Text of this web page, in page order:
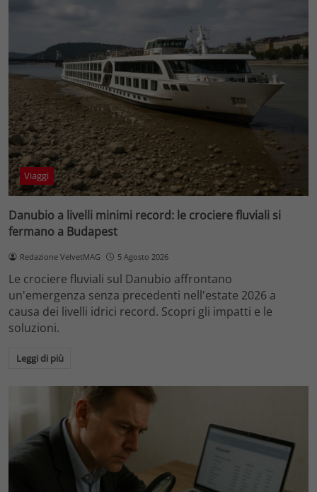
Viaggi
Danubio a livelli minimi record: le crociere fluviali si
fermano a Budapest
Redazione VelvetMAG 5 Agosto 2026
Le crociere fluviali sul Danubio affrontano
un'emergenza senza precedenti nell'estate 2026 a
causa dei livelli idrici record. Scopri gli impatti e le
soluzioni.
Leggi di più